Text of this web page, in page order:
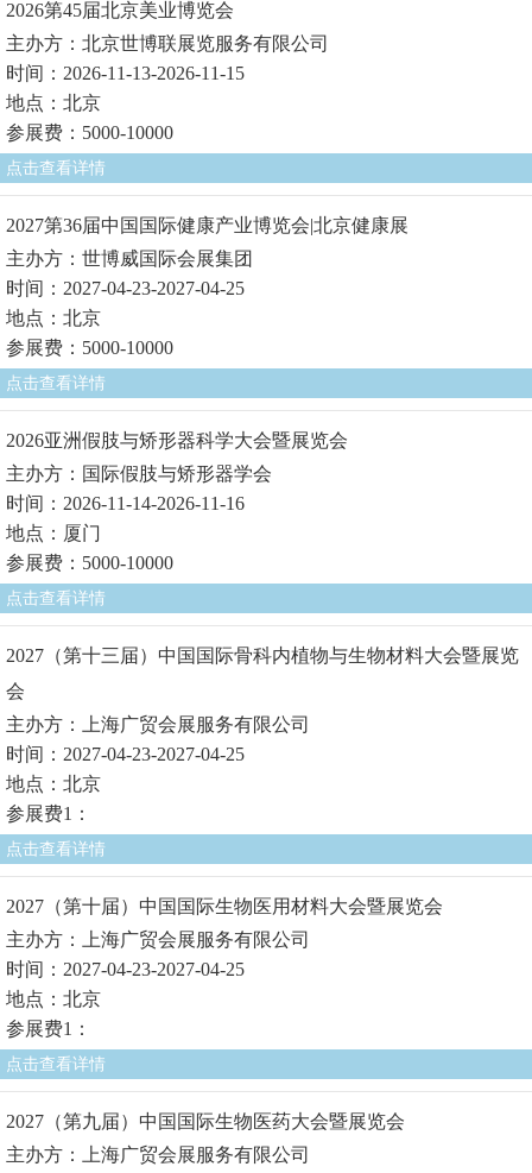
2026第45届北京美业博览会
主办方：北京世博联展览服务有限公司
时间：2026-11-13-2026-11-15
地点：北京
参展费：5000-10000
点击查看详情
2027第36届中国国际健康产业博览会|北京健康展
主办方：世博威国际会展集团
时间：2027-04-23-2027-04-25
地点：北京
参展费：5000-10000
点击查看详情
2026亚洲假肢与矫形器科学大会暨展览会
主办方：国际假肢与矫形器学会
时间：2026-11-14-2026-11-16
地点：厦门
参展费：5000-10000
点击查看详情
2027（第十三届）中国国际骨科内植物与生物材料大会暨展览
会
主办方：上海广贸会展服务有限公司
时间：2027-04-23-2027-04-25
地点：北京
参展费1：
点击查看详情
2027（第十届）中国国际生物医用材料大会暨展览会
主办方：上海广贸会展服务有限公司
时间：2027-04-23-2027-04-25
地点：北京
参展费1：
点击查看详情
2027（第九届）中国国际生物医药大会暨展览会
主办方：上海广贸会展服务有限公司